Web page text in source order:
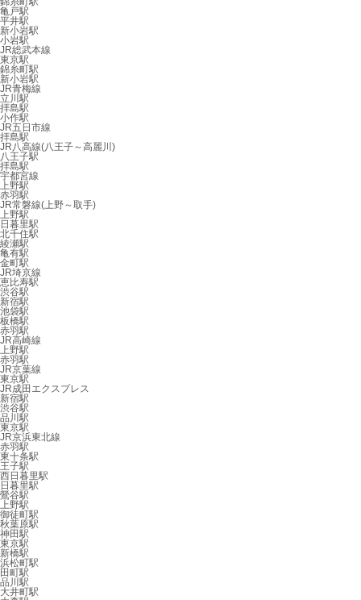
亀戸駅
平井駅
新小岩駅
小岩駅
JR総武本線
東京駅
錦糸町駅
新小岩駅
JR青梅線
立川駅
拝島駅
小作駅
JR五日市線
拝島駅
JR八高線(八王子～高麗川)
八王子駅
拝島駅
宇都宮線
上野駅
赤羽駅
JR常磐線(上野～取手)
上野駅
日暮里駅
北千住駅
綾瀬駅
亀有駅
金町駅
JR埼京線
恵比寿駅
渋谷駅
新宿駅
池袋駅
板橋駅
赤羽駅
JR高崎線
上野駅
赤羽駅
JR京葉線
東京駅
JR成田エクスプレス
新宿駅
渋谷駅
品川駅
東京駅
JR京浜東北線
赤羽駅
東十条駅
王子駅
西日暮里駅
日暮里駅
鶯谷駅
上野駅
御徒町駅
秋葉原駅
神田駅
東京駅
新橋駅
浜松町駅
田町駅
品川駅
大井町駅